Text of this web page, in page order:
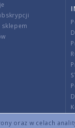
oraz w celach
sklepem